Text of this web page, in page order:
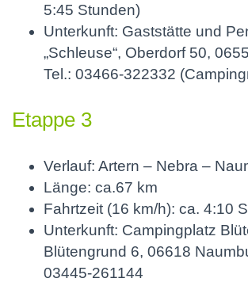
5:45 Stunden)
Unterkunft: Gaststätte und
„Schleuse“, Oberdorf 50,
Tel.: 03466-322332
Etappe 3
Verlauf: Artern – Nebra –
Länge: ca.67 km
Fahrtzeit (16 km/h): ca. 4:10
Unterkunft: Campingplatz
Blütengrund 6, 06618
03445-261144